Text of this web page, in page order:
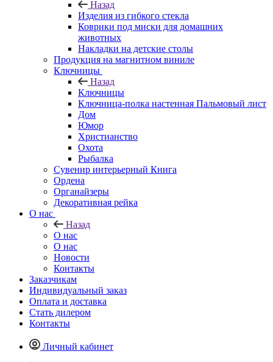
Назад
Изделия из гибкого стекла
Коврики под миски для домашних
животных
Накладки на детские столы
Продукция на магнитном виниле
Ключницы
Назад
Ключницы
Ключница-полка настенная Пальмовый лист
Дом
Юмор
Христианство
Охота
Рыбалка
Сувенир интерьерный Книга
Ордена
Органайзеры
Декоративная рейка
О нас
Назад
О нас
О нас
Новости
Контакты
Заказчикам
Индивидуальный заказ
Оплата и доставка
Стать дилером
Контакты
Личный кабинет